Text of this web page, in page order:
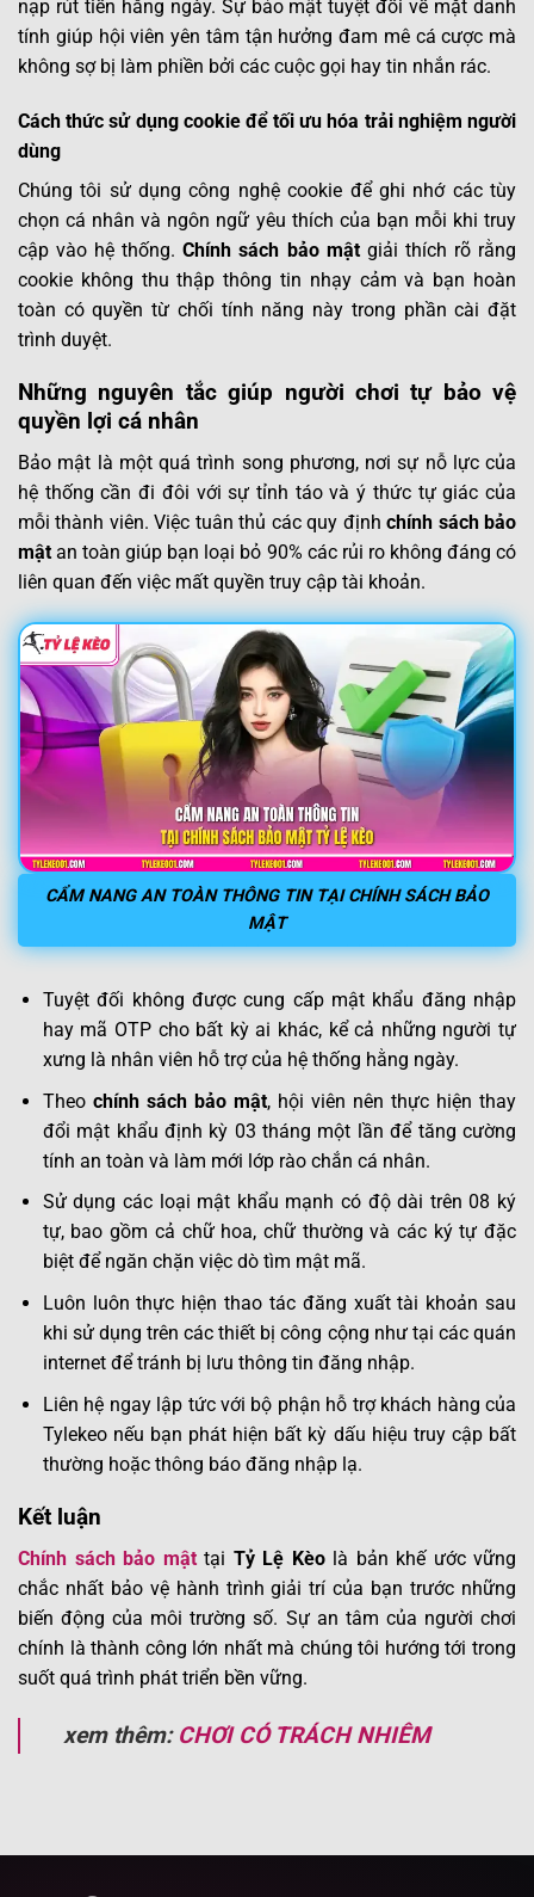
nạp rút tiền hằng ngày. Sự bảo mật tuyệt đối về mặt danh
tính giúp hội viên yên tâm tận hưởng đam mê cá cược mà
không sợ bị làm phiền bởi các cuộc gọi hay tin nhắn rác.
Cách thức sử dụng cookie để tối ưu hóa trải nghiệm người
dùng
Chúng tôi sử dụng công nghệ cookie để ghi nhớ các tùy
chọn cá nhân và ngôn ngữ yêu thích của bạn mỗi khi truy
cập vào hệ thống.Chính sách bảo mậtgiải thích rõ rằng
cookie không thu thập thông tin nhạy cảm và bạn hoàn
toàn có quyền từ chối tính năng này trong phần cài đặt
trình duyệt.
Những nguyên tắc giúp người chơi tự bảo vệ
quyền lợi cá nhân
Bảo mật là một quá trình song phương, nơi sự nỗ lực của
hệ thống cần đi đôi với sự tỉnh táo và ý thức tự giác của
mỗi thành viên. Việc tuân thủ các quy địnhchính sách bảo
mật an toàn giúp bạn loại bỏ 90% các rủi ro không đáng có
liên quan đến việc mất quyền truy cập tài khoản.
CẨM NANG AN TOÀN THÔNG TIN TẠI CHÍNH SÁCH BẢO
MẬT
Tuyệt đối không được cung cấp mật khẩu đăng nhập
hay mã OTP cho bất kỳ ai khác, kể cả những người tự
xưng là nhân viên hỗ trợ của hệ thống hằng ngày.
Theo chính sách bảo mật, hội viên nên thực hiện thay
đổi mật khẩu định kỳ 03 tháng một lần để tăng cường
tính an toàn và làm mới lớp rào chắn cá nhân.
Sử dụng các loại mật khẩu mạnh có độ dài trên 08 ký
tự, bao gồm cả chữ hoa, chữ thường và các ký tự đặc
biệt để ngăn chặn việc dò tìm mật mã.
Luôn luôn thực hiện thao tác đăng xuất tài khoản sau
khi sử dụng trên các thiết bị công cộng như tại các quán
internet để tránh bị lưu thông tin đăng nhập.
Liên hệ ngay lập tức với bộ phận hỗ trợ khách hàng của
Tylekeo nếu bạn phát hiện bất kỳ dấu hiệu truy cập bất
thường hoặc thông báo đăng nhập lạ.
Kết luận
Chính sách bảo mậttại Tỷ Lệ Kèolà bản khế ước vững
chắc nhất bảo vệ hành trình giải trí của bạn trước những
biến động của môi trường số. Sự an tâm của người chơi
chính là thành công lớn nhất mà chúng tôi hướng tới trong
suốt quá trình phát triển bền vững.
xem thêm: CHƠI CÓ TRÁCH NHIÊM